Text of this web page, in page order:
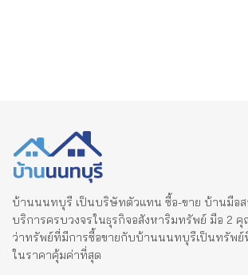
บ้านนนทบุรี เป็นบริษัทตัวแทน ซื้อ-ขาย บ้านมือส
บริการครบวงจรในธุรกิจอสังหาริมทรัพย์ มือ 2
ว่าทรัพย์ที่มีการซื้อขายกับบ้านนนทบุรีเป็นทรัพ
ในราคาคุ้มค่าที่สุด